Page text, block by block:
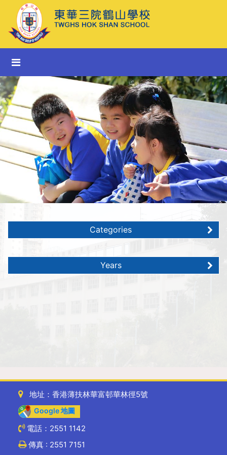
Categories
Years
地址：香港薄扶林華富邨華林徑5號
Google 地圖
電話：2551 1142
傳真 : 2551 7151